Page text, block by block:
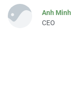
Anh Minh
CEO